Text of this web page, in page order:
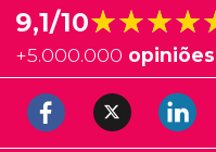
9,1/10
+5.000.000